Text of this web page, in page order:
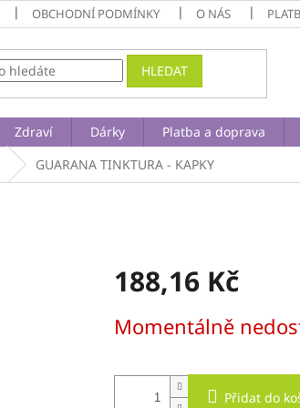
OBCHODNÍ PODMÍNKY O NÁS
HLEDAT
Zdraví Dárky Platba a doprava
GUARANA TINKTURA - KAPKY
188,16 Kč
cena:
Momentálně
Přidat do